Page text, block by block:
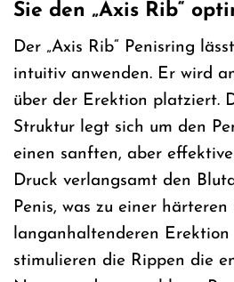
Sie den „Axis Rib“
Der „Axis Rib“ Penisring
intuitiv anwenden. Er wird
über der Erektion platziert.
Struktur legt sich um den
einen sanften, aber
Druck verlangsamt den
Penis, was zu einer härteren
langanhaltenderen
stimulieren die Rippen die